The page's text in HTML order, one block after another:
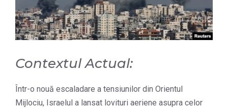
Contextul Actual:
Într-o nouă escaladare a tensiunilor din Orientul
Mijlociu, Israelul a lansat lovituri aeriene asupra celor